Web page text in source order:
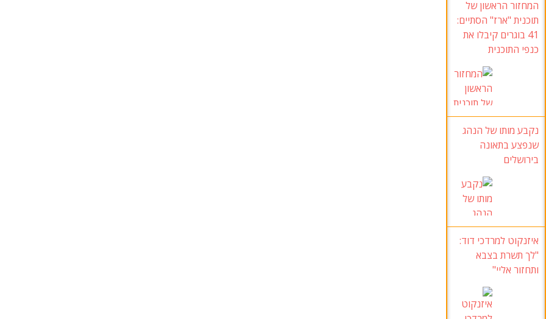
המחזור הראשון של
תוכנית "ארז" הסתיים:
41 בוגרים קיבלו את
כנפי התוכנית
נקבע מותו של הנהג
שנפצע בתאונה
בירושלים
איזנקוט למרדכי דוד:
"לך תשרת בצבא
ותחזור אליי"